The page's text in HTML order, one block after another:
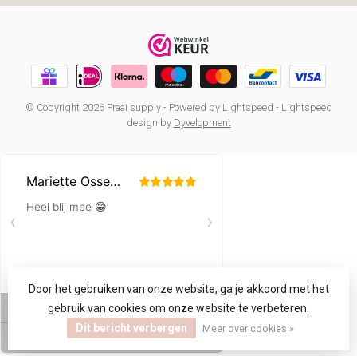
© Copyright 2026 Fraai supply- Powered by Lightspeed - Lightspeed
design by Dyvelopment
Door het gebruiken van onze website, ga je akkoord met het
gebruik van cookies om onze website te verbeteren.
Dit bericht verbergen
Meer over cookies »